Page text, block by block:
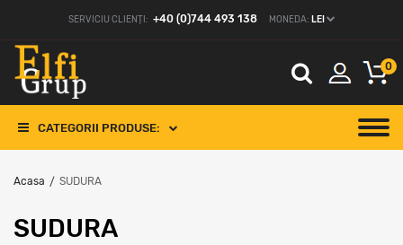
SERVICIU CLIENȚI: +40 (0)744 493 138 MONEDA: LEI
0
CATEGORII PRODUSE:
Acasa / SUDURA
SUDURA